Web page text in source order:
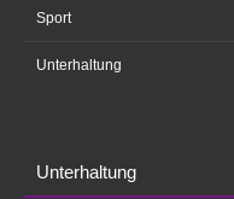
Sport
Unterhaltung
Unterhaltung